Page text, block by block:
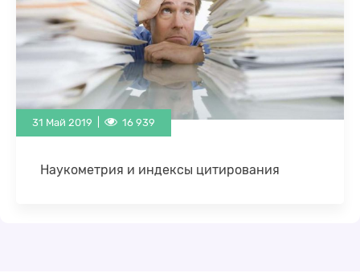
31 Май 2019 | 16 939
Наукометрия и индексы цитирования